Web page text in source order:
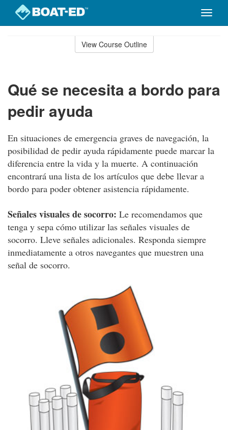
Toggle
View Course Outline
Qué se necesita a bordo para
pedir ayuda
En situaciones de emergencia graves de navegación, la
posibilidad de pedir ayuda rápidamente puede marcar la
diferencia entre la vida y la muerte. A continuación
encontrará una lista de los artículos que debe llevar a
bordo para poder obtener asistencia rápidamente.
Señales visuales de socorro: Le recomendamos que
tenga y sepa cómo utilizar las señales visuales de
socorro. Lleve señales adicionales. Responda siempre
inmediatamente a otros navegantes que muestren una
señal de socorro.